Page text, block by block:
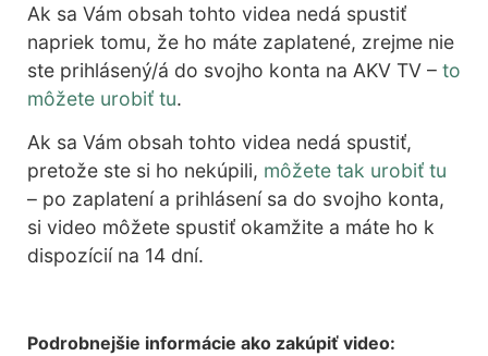
Ak sa Vám obsah tohto videa nedá spustiť
napriek tomu, že ho máte zaplatené, zrejme nie
ste prihlásený/á do svojho konta na AKV TV – to
môžete urobiť tu.
Ak sa Vám obsah tohto videa nedá spustiť,
pretože ste si ho nekúpili, môžete tak urobiť tu
– po zaplatení a prihlásení sa do svojho konta,
si video môžete spustiť okamžite a máte ho k
dispozícií na 14 dní.
Podrobnejšie informácie ako zakúpiť video: